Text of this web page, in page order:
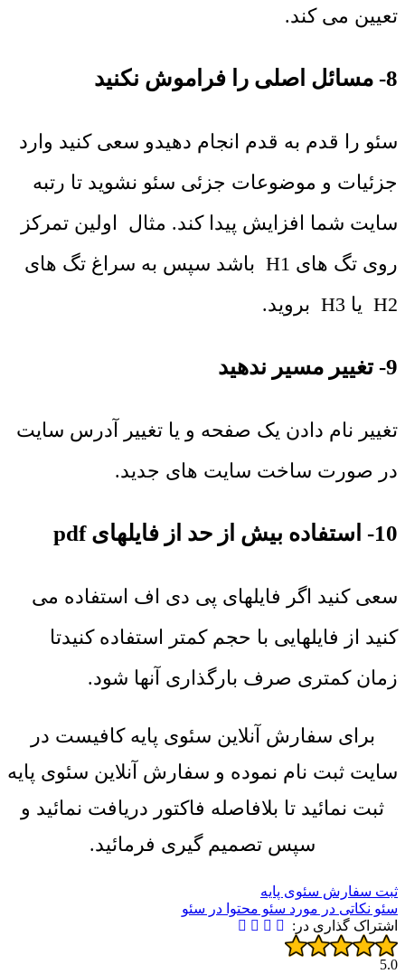
تعیین می کند.
8- مسائل اصلی را فراموش نکنید
سئو را قدم به قدم انجام دهیدو سعی کنید وارد
جزئیات و موضوعات جزئی سئو نشوید تا رتبه
سایت شما افزایش پیدا کند. مثال اولین تمرکز
روی تگ های H1 باشد سپس به سراغ تگ های
H2 یا H3 بروید.
9- تغییر مسیر ندهید
تغییر نام دادن یک صفحه و یا تغییر آدرس سایت
در صورت ساخت سایت های جدید.
10- استفاده بیش از حد از فایلهای pdf
سعی کنید اگر فایلهای پی دی اف استفاده می
کنید از فایلهایی با حجم کمتر استفاده کنیدتا
زمان کمتری صرف بارگذاری آنها شود.
برای سفارش آنلاین سئوی پایه کافیست در
سایت ثبت نام نموده و سفارش آنلاین سئوی پایه
ثبت نمائید تا بلافاصله فاکتور دریافت نمائید و
سپس تصمیم گیری فرمائید.
ثبت سفارش سئوی پایه
سئو نکاتی در مورد سئو محتوا در سئو
اشتراک گذاری در:
5.0